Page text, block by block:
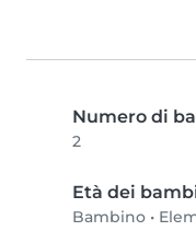
Numero di
2
Età dei
Bambino •